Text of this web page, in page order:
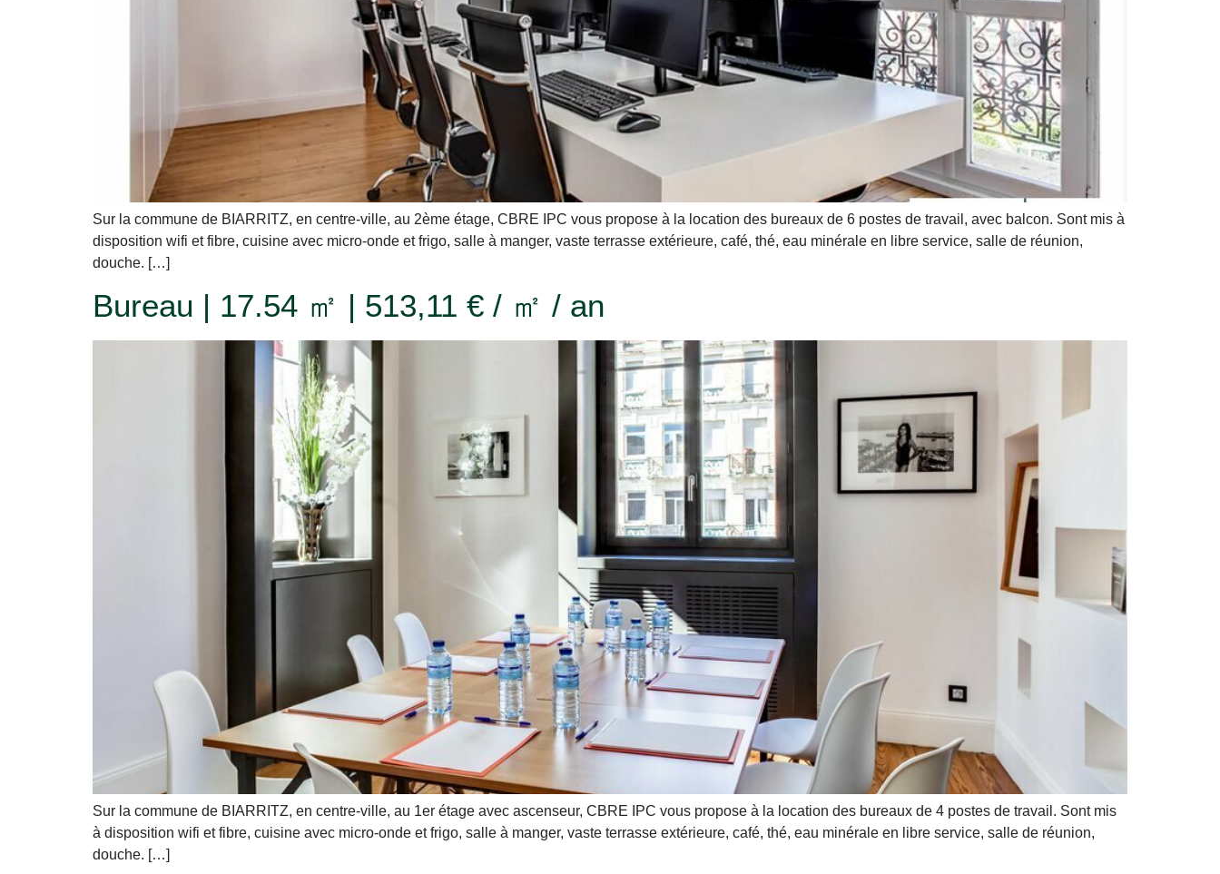
Sur la commune de BIARRITZ, en centre-ville, au 2ème étage, CBRE IPC vous propose à la location des bureaux de 6 postes de travail, avec balcon. Sont mis à
disposition wifi et fibre, cuisine avec micro-onde et frigo, salle à manger, vaste terrasse extérieure, café, thé, eau minérale en libre service, salle de réunion,
douche. […]
Bureau | 17.54 ㎡ | 513,11 € / ㎡ / an
Sur la commune de BIARRITZ, en centre-ville, au 1er étage avec ascenseur, CBRE IPC vous propose à la location des bureaux de 4 postes de travail. Sont mis
à disposition wifi et fibre, cuisine avec micro-onde et frigo, salle à manger, vaste terrasse extérieure, café, thé, eau minérale en libre service, salle de réunion,
douche. […]